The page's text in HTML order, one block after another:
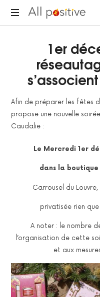
All
réinventer."
1er
Afin de préparer les fêtes
propose une nouvelle
Caudalie :
Le Mercredi 1er
dans la
Carrousel du
privatisée rien
A noter : le nombre
l’organisation de cette
et aux